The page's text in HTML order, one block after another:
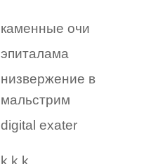
каменные очи
эпиталама
низвержение в
мальстрим
digital exater
k.k.k.